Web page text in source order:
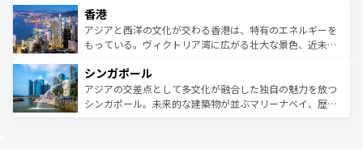
とつ。フォーやバインミー、ベトナムコーヒーなどは、ぜ
ひ現地で味わいたい。どの地域を訪れてもあたたかい人々
が旅行者を迎えてくれるので、きっと忘れられない旅にな
参照してほしい。
の活気が交差している。北部ではチェンマイなどの山岳地
帯で自然と触れ合い、南部ではプーケットやクラビの美し
いビーチでリゾート気分を楽しむことができる。タイ料理
激する。気候は一年中温暖で、どの季節にも異なる楽しみ
が待っている。親しみやすいタイの人々、仏教を中心とし
た文化、そして多様な観光資源が、訪れる旅人を魅了し続
香港
アジアと西洋の文化が交わる香港は、特有のエネルギーを
もっている。ヴィクトリア湾に広がる壮大な景色、近未来
み、どこを訪れても感動するはず。観光スポットが密集し
ており、効率よく見どころを回れるのも魅力。息をのむよ
うな絶景から文化的な体験まで、香港を存分に楽しみ尽く
シンガポール
アジアの交差点として多文化が融合した独自の魅力を放つ
シンガポール。未来的な建築物が並ぶマリーナベイ、歴史